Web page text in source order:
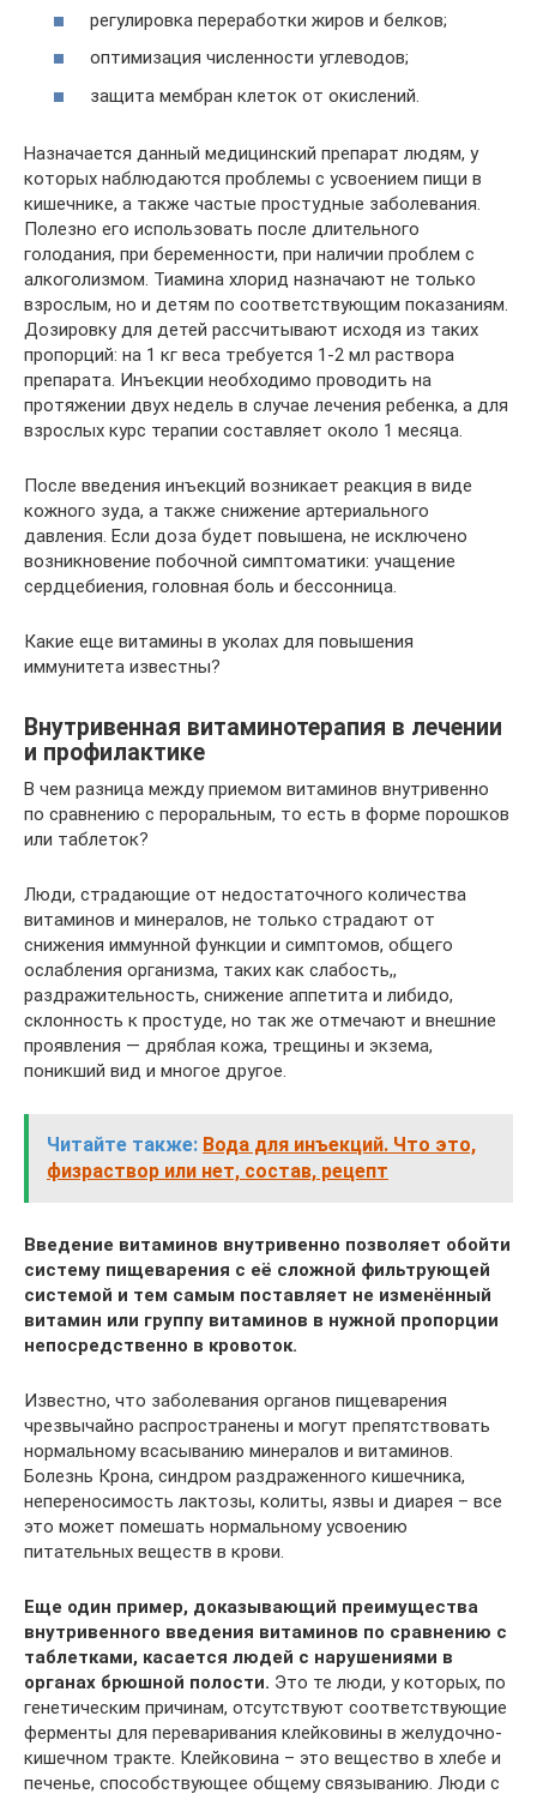
регулировка переработки жиров и белков;
оптимизация численности углеводов;
защита мембран клеток от окислений.
Назначается данный медицинский препарат людям, у
которых наблюдаются проблемы с усвоением пищи в
кишечнике, а также частые простудные заболевания.
Полезно его использовать после длительного
голодания, при беременности, при наличии проблем с
алкоголизмом. Тиамина хлорид назначают не только
взрослым, но и детям по соответствующим показаниям.
Дозировку для детей рассчитывают исходя из таких
пропорций: на 1 кг веса требуется 1-2 мл раствора
препарата. Инъекции необходимо проводить на
протяжении двух недель в случае лечения ребенка, а для
взрослых курс терапии составляет около 1 месяца.
После введения инъекций возникает реакция в виде
кожного зуда, а также снижение артериального
давления. Если доза будет повышена, не исключено
возникновение побочной симптоматики: учащение
сердцебиения, головная боль и бессонница.
Какие еще витамины в уколах для повышения
иммунитета известны?
Внутривенная витаминотерапия в лечении
и профилактике
В чем разница между приемом витаминов внутривенно
по сравнению с пероральным, то есть в форме порошков
или таблеток?
Люди, страдающие от недостаточного количества
витаминов и минералов, не только страдают от
снижения иммунной функции и симптомов, общего
ослабления организма, таких как слабость,,
раздражительность, снижение аппетита и либидо,
склонность к простуде, но так же отмечают и внешние
проявления — дряблая кожа, трещины и экзема,
поникший вид и многое другое.
Читайте также: Вода для инъекций. Что это,
физраствор или нет, состав, рецепт
Введение витаминов внутривенно позволяет обойти
систему пищеварения с её сложной фильтрующей
системой и тем самым поставляет не изменённый
витамин или группу витаминов в нужной пропорции
непосредственно в кровоток.
Известно, что заболевания органов пищеварения
чрезвычайно распространены и могут препятствовать
нормальному всасыванию минералов и витаминов.
Болезнь Крона, синдром раздраженного кишечника,
непереносимость лактозы, колиты, язвы и диарея – все
это может помешать нормальному усвоению
питательных веществ в крови.
Еще один пример, доказывающий преимущества
внутривенного введения витаминов по сравнению с
таблетками, касается людей с нарушениями в
органах брюшной полости. Это те люди, у которых, по
генетическим причинам, отсутствуют соответствующие
ферменты для переваривания клейковины в желудочно-
кишечном тракте. Клейковина – это вещество в хлебе и
печенье, способствующее общему связыванию. Люди с